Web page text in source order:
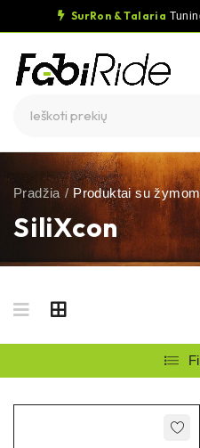
SurRon & Talaria
SiliXcon
Pradžia / Produktai su